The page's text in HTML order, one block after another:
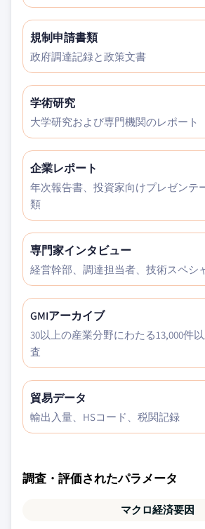
規制申請書類
政府調達記録と政策文書
学術研究
大学研究および専門機関のレポート
企業レポート
年次報告書、投資家向けプレゼンテ
類
専門家インタビュー
経営幹部、調達担当者、技術スペシ
GMIアーカイブ
30以上の産業分野にわたる13,000件
査
貿易データ
輸出入量、HSコード、税関記録
調査・評価されたパラメータ
マクロ経済要因